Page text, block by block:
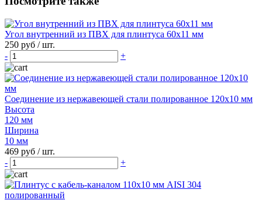
Угол внутренний из ПВХ для плинтуса 60х11 мм
250 руб / шт.
-
+
Соединение из нержавеющей стали полированное 120х10 мм
Высота
120 мм
Ширина
10 мм
469 руб / шт.
-
+